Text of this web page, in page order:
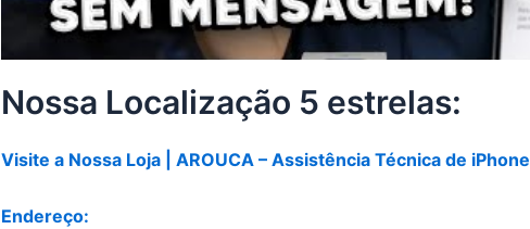
Nossa Localização 5 estrelas:
Visite a Nossa Loja | AROUCA – Assistência Técnica de iPhone
Endereço: